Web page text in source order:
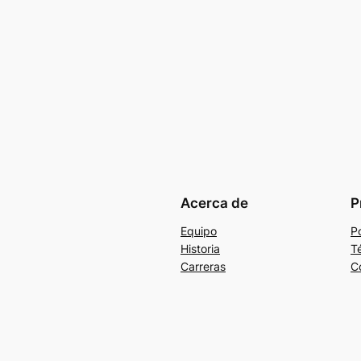
Acerca de
Equipo
Historia
Carreras